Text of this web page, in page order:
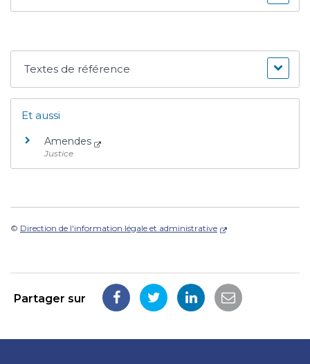
Textes de référence
Et aussi
Amendes
Justice
© Direction de l'information légale et administrative
Partager sur
Partager
Facebook
Partager
Twitter
Partager
LinkedIn
Partager
email